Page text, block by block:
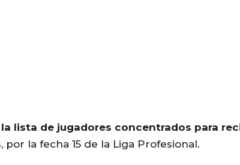
lista de jugadores concentrados para
, por la fecha 15 de la Liga Profesional.